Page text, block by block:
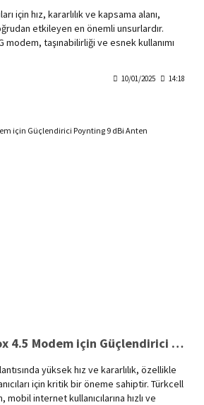
için hız, kararlılık ve kapsama alanı,
etkileyen en önemli unsurlardır.
modem, taşınabilirliği ve esnek kullanımı
10 dBi anten gibi bir ekipmanla
10/01/2025 14:18
Türkcell Süperbox 4.5 Modem için Güçlendirici Poynting 9 dBi Anten
yüksek hız ve kararlılık, özellikle
için kritik bir öneme sahiptir. Türkcell
internet kullanıcılarına hızlı ve